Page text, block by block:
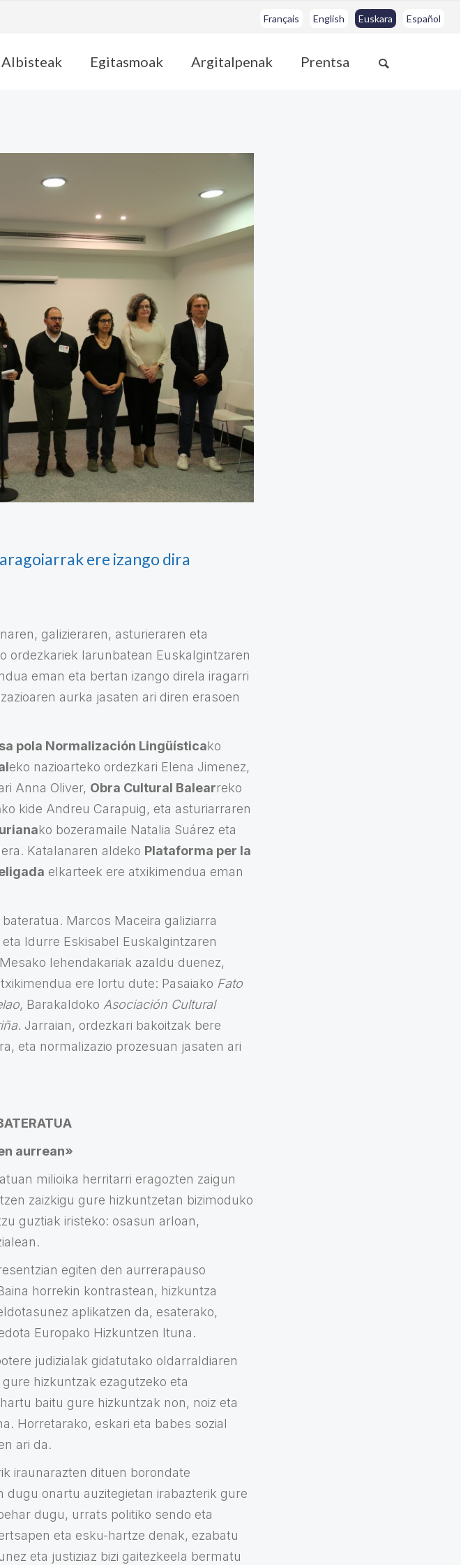
Français English Euskara Español
Albisteak Egitasmoak Argitalpenak Prentsa
ere izango dira
galizieraren, asturieraren eta
ordezkariek larunbatean Euskalgintzaren
eman eta bertan izango direla iragarri
aurka jasaten ari diren erasoen
pola Normalización Lingüísticako
eko nazioarteko ordezkari Elena Jimenez,
Anna Oliver, Obra Cultural Balearreko
ko kide Andreu Carapuig, eta asturiarraren
ko bozeramaile Natalia Suárez eta
Katalanaren aldeko Plataforma per la
elkarteek ere atxikimendua eman
Marcos Maceira galiziarra
Idurre Eskisabel Euskalgintzaren
lehendakariak azaldu duenez,
ere lortu dute: Pasaiako Fato
, Barakaldoko Asociación Cultural
. Jarraian, ordezkari bakoitzak bere
eta normalizazio prozesuan jasaten ari
aurrean»
milioika herritarri eragozten zaigun
zaizkigu gure hizkuntzetan bizimoduko
guztiak iristeko: osasun arloan,
egiten den aurrerapauso
horrekin kontrastean, hizkuntza
aplikatzen da, esaterako,
Europako Hizkuntzen Ituna.
judizialak gidatutako oldarraldiaren
hizkuntzak ezagutzeko eta
baitu gure hizkuntzak non, noiz eta
Horretarako, eskari eta babes sozial
ari da.
iraunarazten dituen borondate
dugu onartu auzitegietan irabazterik gure
dugu, urrats politiko sendo eta
eta esku-hartze denak, ezabatu
eta justiziaz bizi gaitezkeela bermatu